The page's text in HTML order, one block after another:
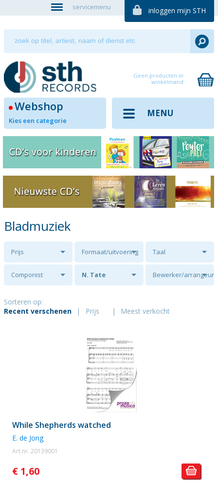
servicemenu inloggen mijn STH
Geen producten in
winkelmand
Webshop
Kies een categorie
MENU
Bladmuziek
Prijs Formaat/uitvoering Taal
Componist N. Tate Bewerker/arrangeur
Sorteren op:
Recent verschenen
| Prijs | Meest verkocht
While Shepherds watched
E. de Jong
Art.nr. 20139001
€ 1,60